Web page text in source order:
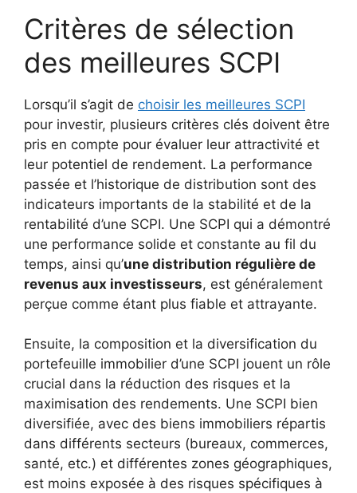
Critères de sélection
des meilleures SCPI
Lorsqu’il s’agit de choisir les meilleures SCPI
pour investir, plusieurs critères clés doivent être
pris en compte pour évaluer leur attractivité et
leur potentiel de rendement. La performance
passée et l’historique de distribution sont des
indicateurs importants de la stabilité et de la
rentabilité d’une SCPI. Une SCPI qui a démontré
une performance solide et constante au fil du
temps, ainsi qu’une distribution régulière de
revenus aux investisseurs, est généralement
perçue comme étant plus fiable et attrayante.
Ensuite, la composition et la diversification du
portefeuille immobilier d’une SCPI jouent un rôle
crucial dans la réduction des risques et la
maximisation des rendements. Une SCPI bien
diversifiée, avec des biens immobiliers répartis
dans différents secteurs (bureaux, commerces,
santé, etc.) et différentes zones géographiques,
est moins exposée à des risques spécifiques à